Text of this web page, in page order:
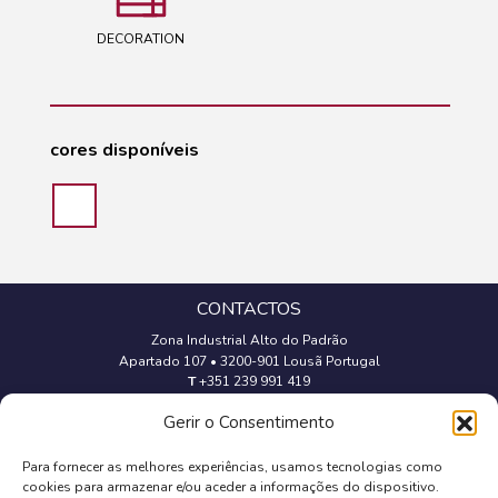
Gerir o Consentimento
Para fornecer as melhores experiências, usamos tecnologias como
cookies para armazenar e/ou aceder a informações do dispositivo.
DECORATION
cores disponíveis
CONTACTOS
Zona Industrial Alto do Padrão
Apartado 107 • 3200-901 Lousã Portugal
T+351 239 991 419
(Chamada para a rede fixa nacional)
geral@trevipapel.com